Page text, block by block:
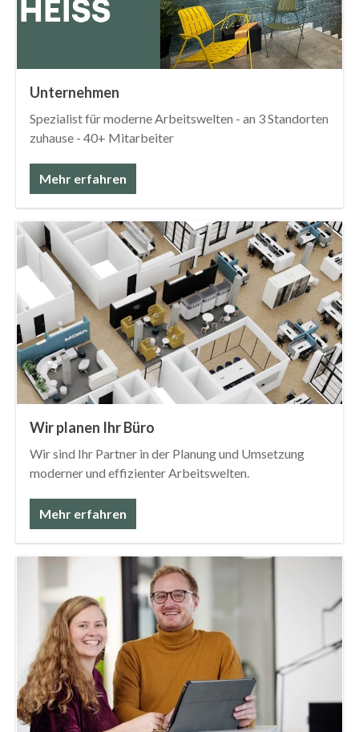
Unternehmen
Spezialist für moderne Arbeitswelten - an 3 Standorten
zuhause - 40+ Mitarbeiter
Mehr erfahren
Wir planen Ihr Büro
Wir sind Ihr Partner in der Planung und Umsetzung
moderner und effizienter Arbeitswelten.
Mehr erfahren